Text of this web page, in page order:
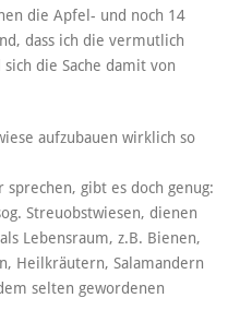
die Apfel- und noch 14
dass ich die vermutlich
die Sache damit von
aufzubauen wirklich so
gibt es doch genug:
Streuobstwiesen, dienen
Lebensraum, z.B. Bienen,
Heilkräutern, Salamandern
selten gewordenen